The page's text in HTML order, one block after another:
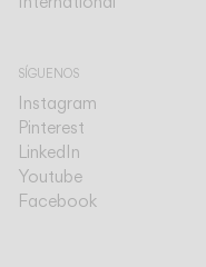
SÍGUENOS
Instagram
Pinterest
LinkedIn
Youtube
Facebook